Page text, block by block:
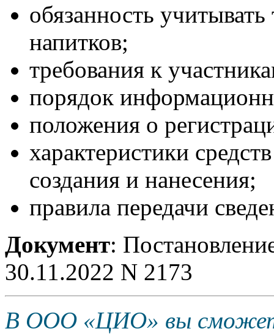
обязанность
напитков;
требования к
порядок
положения о
характеристики
создания и нанесения;
правила передачи
Документ:
30.11.2022 N 2173
В ООО «ЦИО» вы